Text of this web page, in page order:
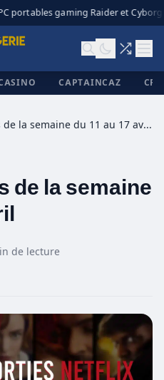
portables gaming Raider et Cyborg
CAPTAINCAZ
Netflix : Sorties de la semaine du 11 au 17 avril
de la semaine
de lecture